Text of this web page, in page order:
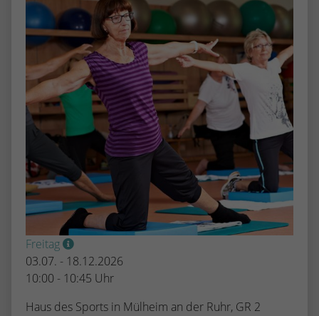
Freitag
03.07. - 18.12.2026
10:00 - 10:45 Uhr
Haus des Sports in Mülheim an der Ruhr, GR 2